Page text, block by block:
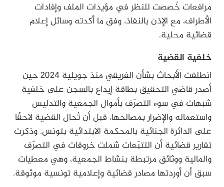
مرافعات خُصصت للنظر في مؤيدات الملف وإفادات
الأطراف، مع الإذن بالنفاذ، وفق ما أكدته وسائل إعلام
قضائية محلية.
خلفية القضية
انطلقت الأبحاث بشأن الفريقي منذ جويلية 2024 حين
أصدر قاضي التحقيق بطاقة إيداع بالسجن على خلفية
شبهات في سوء التصرّف بأموال الجمعية والتدليس
واستعماله والإضرار بمصالحها، قبل أن تُحال القضية لاحقًا
على الدائرة الجنائية بالمحكمة الابتدائية بتونس. وذكرت
تقارير قضائية أن التتبّعات شملت خروقات في التصرّف
والمالية ووثائق مرتبطة بنشاط الجمعية، وهي معطيات
سبق أن أوردتها مصادر قضائية وإعلامية تونسية موثوقة.